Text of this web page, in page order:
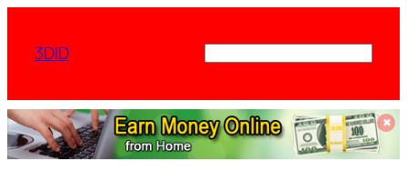
содержимому
3DID
✖